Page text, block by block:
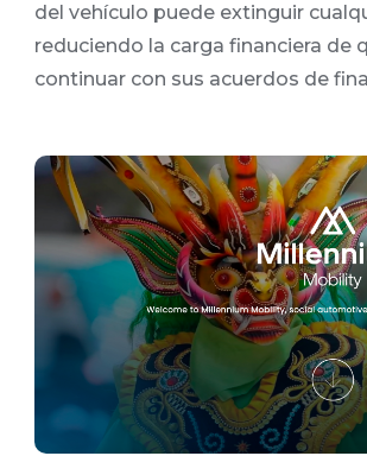
del vehículo puede extinguir
reduciendo la carga financiera de
continuar con sus acuerdos de